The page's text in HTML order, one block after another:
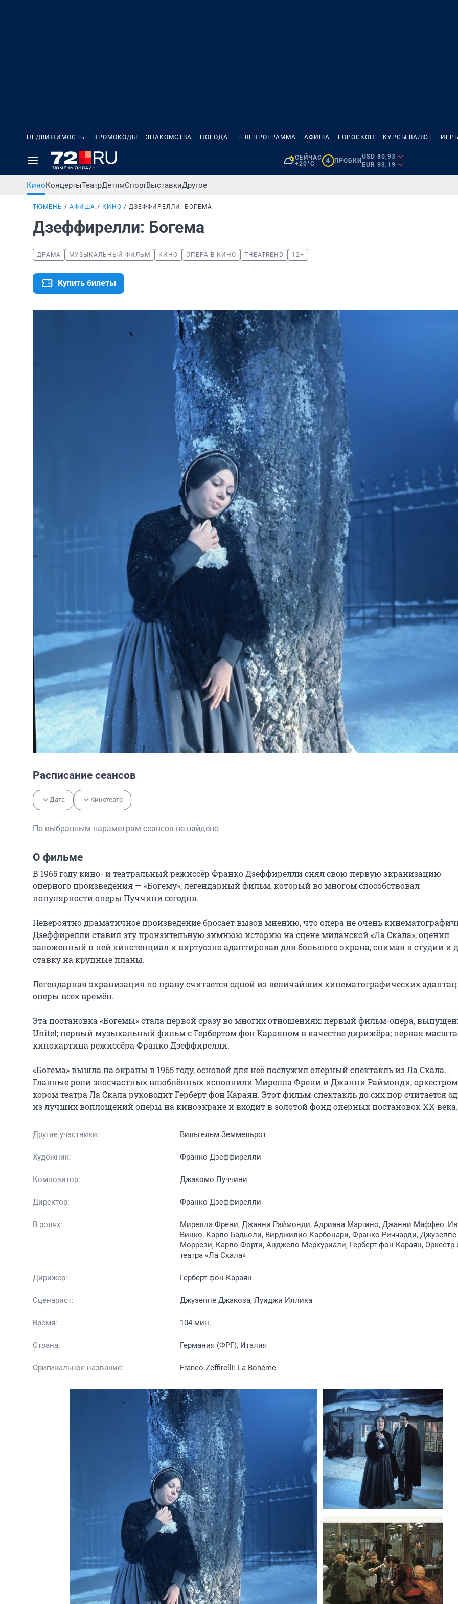
НЕДВИЖИМОСТЬ ПРОМОКОДЫ ЗНАКОМСТВА ПОГОДА ТЕЛЕПРОГРАММА АФИША ГОРОСКОП КУРСЫ ВАЛЮТ
СЕЙЧАС
+20°C
4 ПРОБКИ
USD 80,93
EUR 93,19
КиноКонцертыТеатрДетямСпортВыставкиДругое
ТЮМЕНЬ АФИША КИНО ДЗЕФФИРЕЛЛИ: БОГЕМА
Дзеффирелли: Богема
ДРАМА МУЗЫКАЛЬНЫЙ ФИЛЬМ КИНО ОПЕРА В КИНО THEATREHD 12+
Купить билеты
Расписание сеансов
Дата Кинотеатр
По выбранным параметрам сеансов не найдено
О фильме
В 1965 году кино- и театральный режиссёр Франко Дзеффирелли снял свою первую экранизацию
оперного произведения — «Богему», легендарный фильм, который во многом способствовал
популярности оперы Пуччини сегодня.
Невероятно драматичное произведение бросает вызов мнению, что опера не очень
Дзеффирелли ставил эту пронзительную зимнюю историю на сцене миланской «Ла Скала», оценил
заложенный в ней кинотенциал и виртуозно адаптировал для большого экрана, снимая в студии и
ставку на крупные планы.
Легендарная экранизация по праву считается одной из величайших кинематографических
оперы всех времён.
Эта постановка «Богемы» стала первой сразу во многих отношениях: первый фильм-опера,
Unitel; первый музыкальный фильм с Гербертом фон Караяном в качестве дирижёра; первая
кинокартина режиссёра Франко Дзеффирелли.
«Богема» вышла на экраны в 1965 году, основой для неё послужил оперный спектакль из Ла Скала.
Главные роли злосчастных влюблённых исполнили Мирелла Френи и Джанни Раймонди,
хором театра Ла Скала руководит Герберт фон Караян. Этот фильм-спектакль до сих пор считается
из лучших воплощений оперы на киноэкране и входит в золотой фонд оперных постановок XX века.
Другие участники: Вильгельм Земмельрот
Художник: Франко Дзеффирелли
Композитор: Джакомо Пуччини
Директор: Франко Дзеффирелли
В ролях:
Мирелла Френи, Джанни Раймонди, Адриана Мартино, Джанни Маффео,
Винко, Карло Бадьоли, Вирджилио Карбонари, Франко Риччарди, Джузеппе
Моррези, Карло Форти, Анджело Меркуриали, Герберт фон Караян, Оркестр
театра «Ла Скала»
Дирижер: Герберт фон Караян
Сценарист: Джузеппе Джакоза, Луиджи Иллика
Время: 104 мин.
Страна: Германия (ФРГ), Италия
Оригинальное название: Franco Zeffirelli: La Bohème